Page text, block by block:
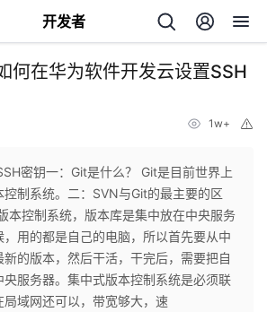
开发者
何在华为软件开发云设置SSH
1w+
密钥一：Git是什么？ Git是目前世界上
制系统。二：SVN与Git的最主要的区
本控制系统，版本库是集中放在中央服务
用的都是自己的电脑，所以首先要从中
的版本，然后干活，干完后，需要把自
央服务器。集中式版本控制系统是必须联
局域网还可以，带宽够大，速